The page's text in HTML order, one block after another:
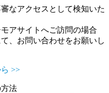
なアクセスとして検知いた
アサイトへご訪問の場合
、お問い合わせをお願いし
>>
法